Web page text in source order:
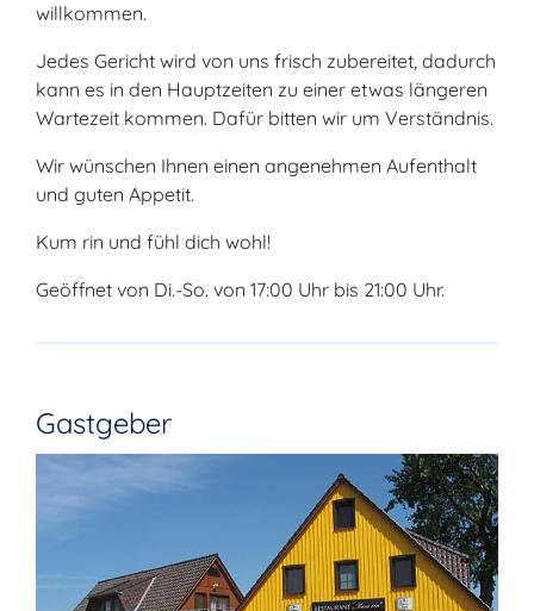
willkommen.
Jedes Gericht wird von uns frisch zubereitet, dadurch
kann es in den Hauptzeiten zu einer etwas längeren
Wartezeit kommen. Dafür bitten wir um Verständnis.
Wir wünschen Ihnen einen angenehmen Aufenthalt
und guten Appetit.
Kum rin und fühl dich wohl!
Geöffnet von Di.-So. von 17:00 Uhr bis 21:00 Uhr.
Gastgeber